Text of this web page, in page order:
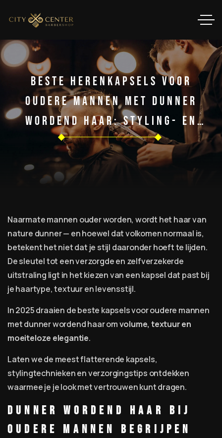
Beste Herenkapsels Voor
Oudere Mannen Met Dunner
Wordend Haar: Styling- En
Verzorgingstips [2025]
Naarmate mannen ouder worden, wordt het haar van
nature dunner — en hoewel dat volkomen normaal is,
betekent het niet dat je stijl daaronder hoeft te lijden.
De sleutel tot een verzorgde en zelfverzekerde
uitstraling ligt in het kiezen van een kapsel dat past bij
je haartype, textuur en levensstijl.
In 2025 draaien de beste kapsels voor oudere mannen
met dunner wordend haar omvolume, textuur en
moeiteloze elegantie.
Laten we de meest flatterende kapsels,
stylingtechnieken en verzorgingstips ontdekken
waarmee je je look met vertrouwen kunt dragen.
Dunner wordend haar bij
oudere mannen begrijpen